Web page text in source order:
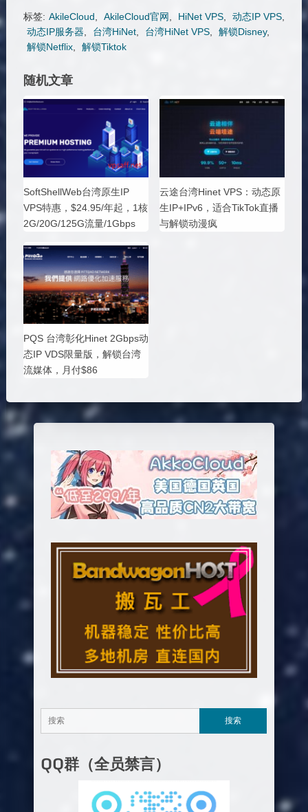
标签: AkileCloud AkileCloud官网 HiNet VPS, 动态IP VPS,
动态IP服务器
台湾HiNet, 台湾HiNet VPS, 解锁Disney,
解锁Netflix, 解锁Tiktok
随机文章
SoftShellWeb台湾原生IP
VPS特惠，$24.95/年起，1核
2G/20G/125G流量/1Gbps
云途台湾Hinet VPS：动态原
生IP+IPv6，适合TikTok直播
与解锁动漫疯
PQS 台湾彰化Hinet 2Gbps动
态IP VDS限量版，解锁台湾
流媒体，月付$86
QQ群（全员禁言）